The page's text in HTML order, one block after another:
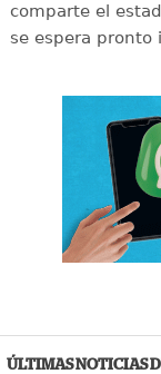
comparte el
se espera pronto
ÚLTIMAS NOTICIAS